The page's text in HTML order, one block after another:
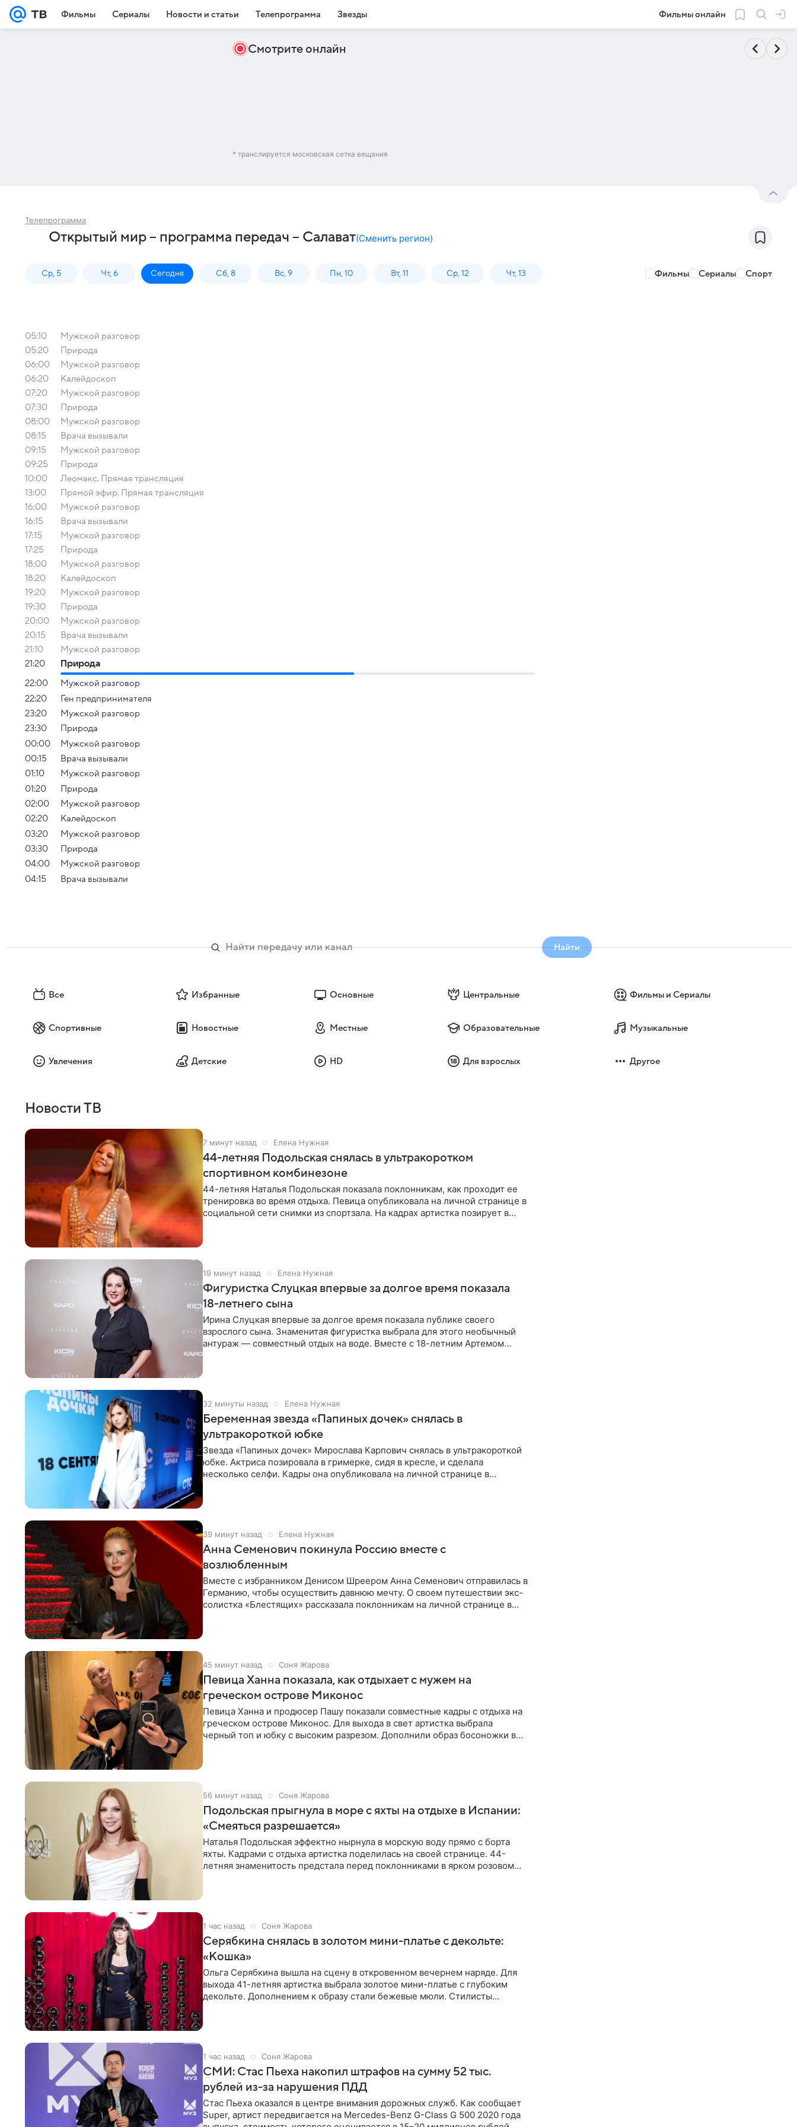
Фильмы Сериалы Новости и статьи Телепрограмма Звезды Фильмы онлайн
Смотрите онлайн
* транслируется московская сетка вещания
Телепрограмма
Открытый мир – программа передач – Салават(Сменить регион)
Ср, 5 Чт, 6 Сегодня Сб, 8 Вс, 9 Пн, 10 Вт, 11 Ср, 12 Чт, 13 Фильмы Сериалы Спорт
05:10
Мужской разговор
05:20
Природа
06:00
Мужской разговор
06:20
Калейдоскоп
07:20
Мужской разговор
07:30
Природа
08:00
Мужской разговор
08:15
Врача вызывали
09:15
Мужской разговор
09:25
Природа
10:00
Леомакс. Прямая трансляция
13:00
Прямой эфир. Прямая трансляция
16:00
Мужской разговор
16:15
Врача вызывали
17:15
Мужской разговор
17:25
Природа
18:00
Мужской разговор
18:20
Калейдоскоп
19:20
Мужской разговор
19:30
Природа
20:00
Мужской разговор
20:15
Врача вызывали
21:10
Мужской разговор
21:20
Природа
22:00
Мужской разговор
22:20
Ген предпринимателя
23:20
Мужской разговор
23:30
Природа
00:00
Мужской разговор
00:15
Врача вызывали
01:10
Мужской разговор
01:20
Природа
02:00
Мужской разговор
02:20
Калейдоскоп
03:20
Мужской разговор
03:30
Природа
04:00
Мужской разговор
04:15
Врача вызывали
Найти
Все Избранные Основные Центральные Фильмы и Сериалы
Спортивные Новостные Местные Образовательные Музыкальные
Увлечения Детские HD Для взрослых Другое
Новости ТВ
7 минут назад Елена Нужная
44-летняя Подольская снялась в ультракоротком
спортивном комбинезоне
44-летняя Наталья Подольская показала поклонникам, как проходит ее
тренировка во время отдыха. Певица опубликовала на личной странице в
социальной сети снимки из спортзала. На кадрах артистка позирует в
19 минут назад Елена Нужная
Фигуристка Слуцкая впервые за долгое время показала
18-летнего сына
Ирина Слуцкая впервые за долгое время показала публике своего
взрослого сына. Знаменитая фигуристка выбрала для этого необычный
антураж — совместный отдых на воде. Вместе с 18-летним Артемом
32 минуты назад Елена Нужная
Беременная звезда «Папиных дочек» снялась в
ультракороткой юбке
Звезда «Папиных дочек» Мирослава Карпович снялась в ультракороткой
юбке. Актриса позировала в гримерке, сидя в кресле, и сделала
несколько селфи. Кадры она опубликовала на личной странице в
39 минут назад Елена Нужная
Анна Семенович покинула Россию вместе с
возлюбленным
Вместе с избранником Денисом Шреером Анна Семенович отправилась в
Германию, чтобы осуществить давнюю мечту. О своем путешествии экс-
солистка «Блестящих» рассказала поклонникам на личной странице в
45 минут назад Соня Жарова
Певица Ханна показала, как отдыхает с мужем на
греческом острове Миконос
Певица Ханна и продюсер Пашу показали совместные кадры с отдыха на
греческом острове Миконос. Для выхода в свет артистка выбрала
черный топ и юбку с высоким разрезом. Дополнили образ босоножки в
56 минут назад Соня Жарова
Подольская прыгнула в море с яхты на отдыхе в Испании:
«Смеяться разрешается»
Наталья Подольская эффектно нырнула в морскую воду прямо с борта
яхты. Кадрами с отдыха артистка поделилась на своей странице. 44-
летняя знаменитость предстала перед поклонниками в ярком розовом
1 час назад Соня Жарова
Серябкина снялась в золотом мини-платье с декольте:
«Кошка»
Ольга Серябкина вышла на сцену в откровенном вечернем наряде. Для
выхода 41-летняя артистка выбрала золотое мини-платье с глубоким
декольте. Дополнением к образу стали бежевые мюли. Стилисты
1 час назад Соня Жарова
СМИ: Стас Пьеха накопил штрафов на сумму 52 тыс.
рублей из-за нарушения ПДД
Стас Пьеха оказался в центре внимания дорожных служб. Как сообщает
Super, артист передвигается на Mercedes-Benz G-Class G 500 2020 года